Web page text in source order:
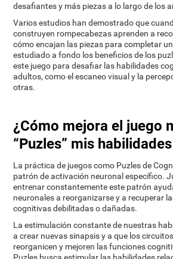
desafiantes y más piezas a lo largo de los
Varios estudios han demostrado que
construyen rompecabezas aprenden a
cómo encajan las piezas para completar
estudiado a fondo los beneficios de los
este juego para desafiar las habilidades
adultos, como el escaneo visual y la
otras.
¿Cómo mejora el juego
“Puzles” mis
La práctica de juegos como Puzles de
patrón de activación neuronal específico.
entrenar constantemente este patrón
neuronales a reorganizarse y a recuperar
cognitivas debilitadas o dañadas.
La estimulación constante de nuestras
a crear nuevas sinapsis y a que los
reorganicen y mejoren las funciones